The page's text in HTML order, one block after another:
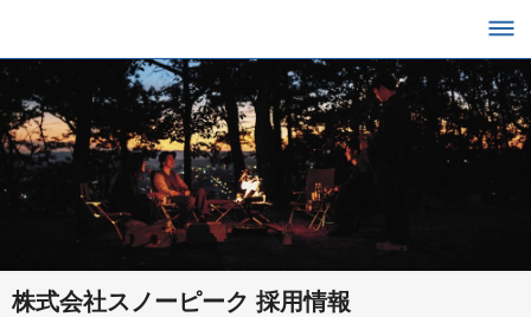
株式会社スノーピーク 採用情報